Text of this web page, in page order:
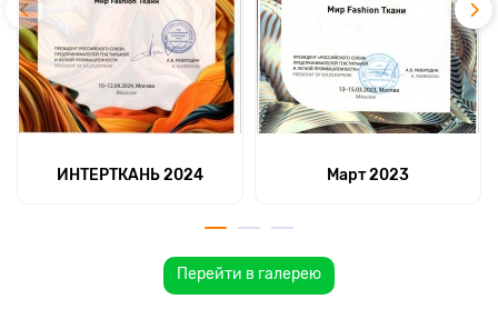
ИНТЕРТКАНЬ 2024 Март 2023
Перейти в галерею